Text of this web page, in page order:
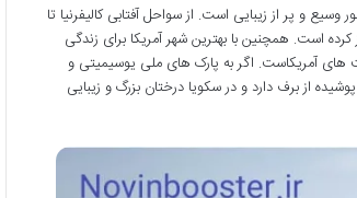
و پر از زیبایی است. از سواحل آفتابی کالیفرنیا تا
است. همچنین با بهترین شهر آمریکا برای زندگی
های آمریکاست. اگر به پارک ‌های ملی یوسیمیتی و
از برف دارد و در سکویا درختان بزرگ و زیبایی